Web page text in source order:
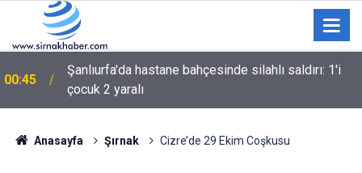
00:36 BARIŞ ÇIĞLIĞININ MİLADI MI YOKSA MİADI MI?
Anasayfa Şırnak Cizre’de 29 Ekim Coşkusu